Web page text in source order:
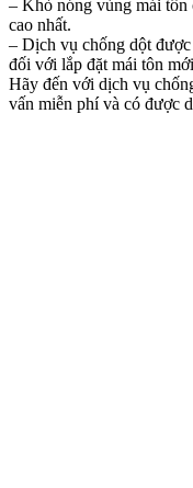
– Khò nóng vùng mái tôn
cao nhất.
– Dịch vụ chống dột
đối với lắp đặt mái tôn
Hãy đến với dịch vụ
vấn miễn phí và có được